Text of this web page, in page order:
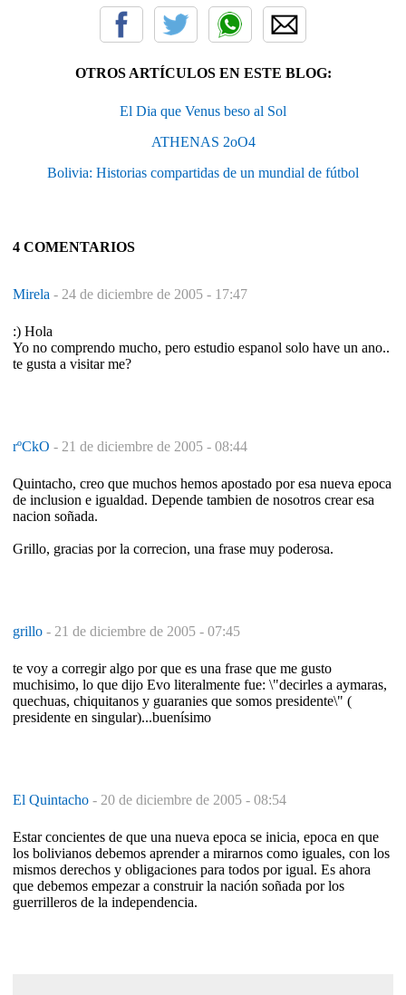
OTROS ARTÍCULOS EN ESTE BLOG:
El Dia que Venus beso al Sol
ATHENAS 2oO4
Bolivia: Historias compartidas de un mundial de fútbol
4 COMENTARIOS
Mirela - 24 de diciembre de 2005 - 17:47
:) Hola
Yo no comprendo mucho, pero estudio espanol solo have un ano..
te gusta a visitar me?
rºCkO - 21 de diciembre de 2005 - 08:44
Quintacho, creo que muchos hemos apostado por esa nueva epoca
de inclusion e igualdad. Depende tambien de nosotros crear esa
nacion soñada.
Grillo, gracias por la correcion, una frase muy poderosa.
grillo - 21 de diciembre de 2005 - 07:45
te voy a corregir algo por que es una frase que me gusto
muchisimo, lo que dijo Evo literalmente fue: \"decirles a aymaras,
quechuas, chiquitanos y guaranies que somos presidente\" (
presidente en singular)...buenísimo
El Quintacho - 20 de diciembre de 2005 - 08:54
Estar concientes de que una nueva epoca se inicia, epoca en que
los bolivianos debemos aprender a mirarnos como iguales, con los
mismos derechos y obligaciones para todos por igual. Es ahora
que debemos empezar a construir la nación soñada por los
guerrilleros de la independencia.